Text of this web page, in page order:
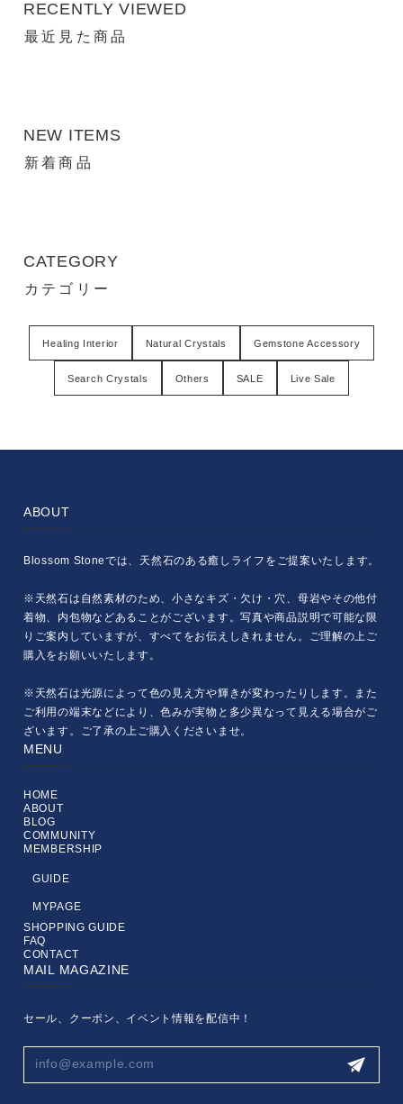
RECENTLY VIEWED
最近見た商品
NEW ITEMS
新着商品
CATEGORY
カテゴリー
Healing Interior Natural Crystals Gemstone Accessory
Search Crystals Others SALE Live Sale
ABOUT
Blossom Stoneでは、天然石のある癒しライフをご提案いたします。
※天然石は自然素材のため、小さなキズ・欠け・穴、母岩やその他付
着物、内包物などあることがございます。写真や商品説明で可能な限
りご案内していますが、すべてをお伝えしきれません。ご理解の上ご
購入をお願いいたします。
※天然石は光源によって色の見え方や輝きが変わったりします。また
ご利用の端末などにより、色みが実物と多少異なって見える場合がご
ざいます。ご了承の上ご購入くださいませ。
MENU
HOME
ABOUT
BLOG
COMMUNITY
MEMBERSHIP
GUIDE
MYPAGE
SHOPPING GUIDE
FAQ
CONTACT
MAIL MAGAZINE
セール、クーポン、イベント情報を配信中！